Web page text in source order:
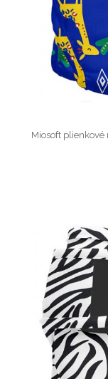
Miosoft plienkové